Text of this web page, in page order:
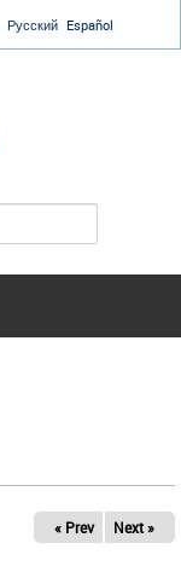
Русский Español
« Prev Next »